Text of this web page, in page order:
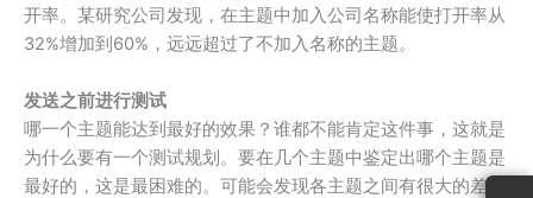
开率。某研究公司发现，在主题中加入公司名称能使打开率从
32%增加到60%，远远超过了不加入名称的主题。
发送之前进行测试
哪一个主题能达到最好的效果？谁都不能肯定这件事，这就是
为什么要有一个测试规划。要在几个主题中鉴定出哪个主题是
最好的，这是最困难的。可能会发现各主题之间有很大的差